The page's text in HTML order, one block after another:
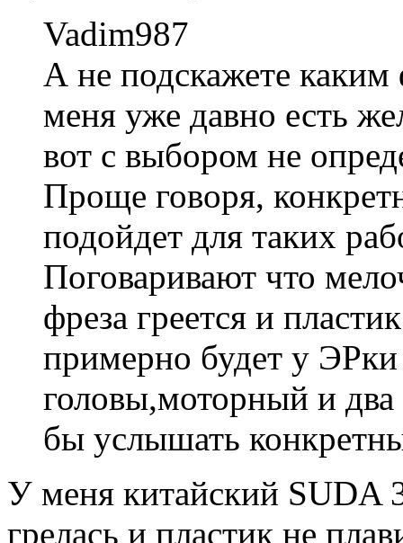
Vadim987
А не подскажете каким
меня уже давно есть
вот с выбором не
Проще говоря,
подойдет для таких
Поговаривают что
фреза греется и
примерно будет у ЭРки
головы,моторный и
бы услышать
У меня китайский SUDA
грелась и пластик не